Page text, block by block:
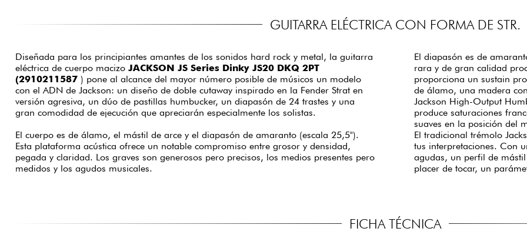
GUITARRA ELÉCTRICA CON FORMA DE STR.
Diseñada para los principiantes amantes de los sonidos hard rock y metal, la guitarra
eléctrica de cuerpo macizo JACKSON JS Series Dinky JS20 DKQ 2PT
(2910211587) pone al alcance del mayor número posible de músicos un modelo
con el ADN de Jackson: un diseño de doble cutaway inspirado en la Fender Strat en
versión agresiva, un dúo de pastillas humbucker, un diapasón de 24 trastes y una
gran comodidad de ejecución que apreciarán especialmente los solistas.
El cuerpo es de álamo, el mástil de arce y el diapasón de amaranto (escala 25,5").
Esta plataforma acústica ofrece un notable compromiso entre grosor y densidad,
pegada y claridad. Los graves son generosos pero precisos, los medios presentes pero
medidos y los agudos musicales.
El diapasón es de
rara y de gran calidad
proporciona un sustain
de álamo, una madera
Jackson High-Output
produce saturaciones
suaves en la posición del
El tradicional trémolo
tus interpretaciones. Con
agudas, un perfil de
placer de tocar, un
FICHA TÉCNICA